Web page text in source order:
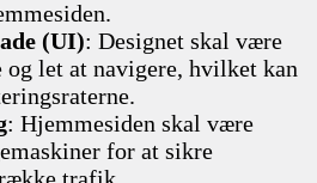
(UI): Designet skal være
let at navigere, hvilket kan
: Hjemmesiden skal være
for at sikre